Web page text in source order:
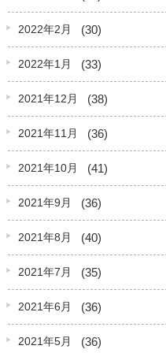
2022年2月 (30)
2022年1月 (33)
2021年12月 (38)
2021年11月 (36)
2021年10月 (41)
2021年9月 (36)
2021年8月 (40)
2021年7月 (35)
2021年6月 (36)
2021年5月 (36)